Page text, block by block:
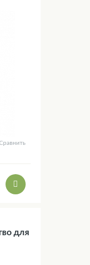
для